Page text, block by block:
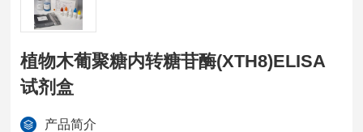
植物木葡聚糖内转糖苷酶(XTH8)ELISA
试剂盒
产品简介